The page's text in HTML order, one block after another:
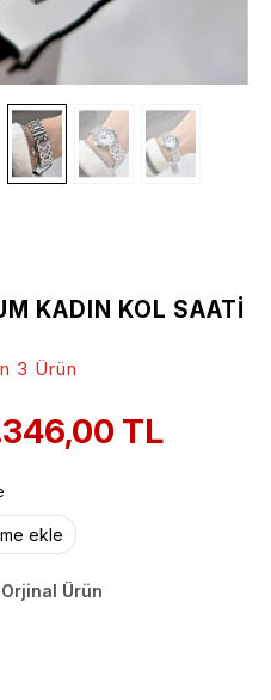
KADIN KOL SAATİ
3 Ürün
TL
ekle
Ürün